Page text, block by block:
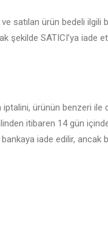
satılan ürün bedeli ilgili
şekilde SATICI’ya iade
iptalini, ürünün benzeri
itibaren 14 gün
iade edilir, ancak